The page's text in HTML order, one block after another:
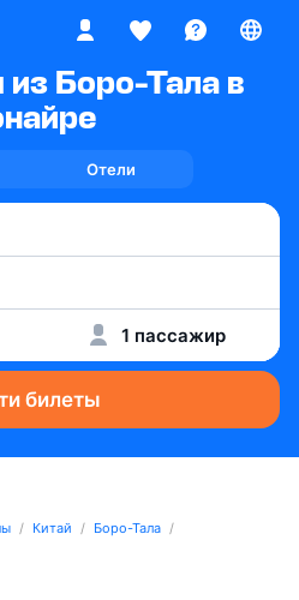
Боро-Тала в
Отели
1 пассажир
билеты
Китай
Боро-Тала